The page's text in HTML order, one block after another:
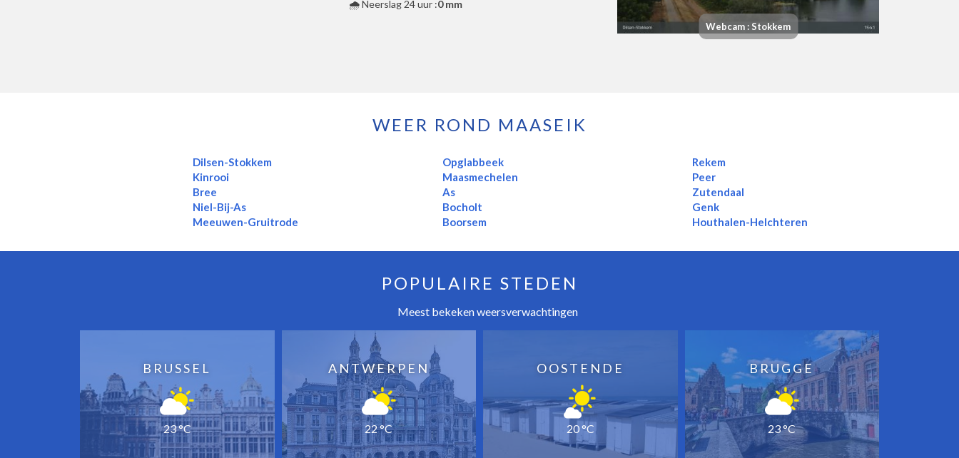
🌧️ Neerslag 24 uur :0 mm
Webcam : Stokkem
WEER ROND MAASEIK
Dilsen-Stokkem
Kinrooi
Bree
Niel-Bij-As
Meeuwen-Gruitrode
Opglabbeek
Maasmechelen
As
Bocholt
Boorsem
Rekem
Peer
Zutendaal
Genk
Houthalen-Helchteren
POPULAIRE STEDEN
Meest bekeken weersverwachtingen
BRUSSEL
23 °C
ANTWERPEN
22 °C
OOSTENDE
20 °C
BRUGGE
23 °C